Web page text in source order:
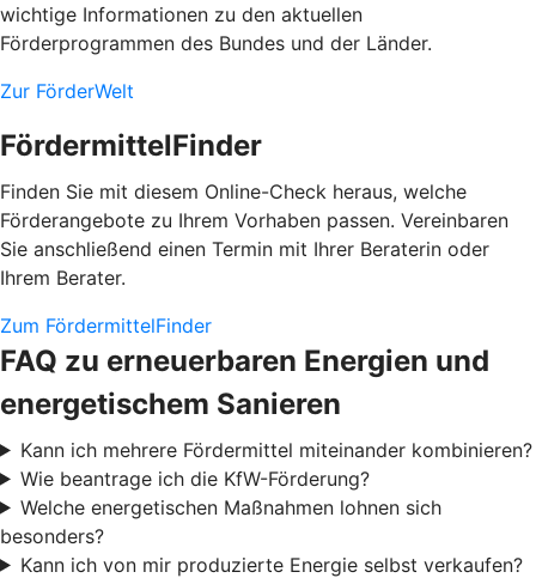
wichtige Informationen zu den aktuellen
Förderprogrammen des Bundes und der Länder.
Zur FörderWelt
FördermittelFinder
Finden Sie mit diesem Online-Check heraus, welche
Förderangebote zu Ihrem Vorhaben passen. Vereinbaren
Sie anschließend einen Termin mit Ihrer Beraterin oder
Ihrem Berater.
Zum FördermittelFinder
FAQ zu erneuerbaren Energien und
energetischem Sanieren
Kann ich mehrere Fördermittel miteinander kombinieren?
Wie beantrage ich die KfW-Förderung?
Welche energetischen Maßnahmen lohnen sich
besonders?
Kann ich von mir produzierte Energie selbst verkaufen?